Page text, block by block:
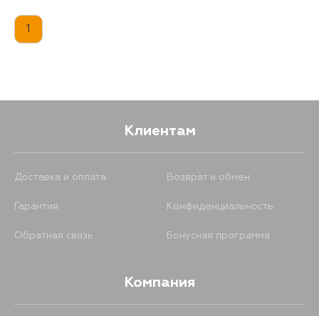
1
Клиентам
Доставка и оплата Возврат и обмен
Гарантия Конфиденциальность
Обратная связь Бонусная программа
Компания